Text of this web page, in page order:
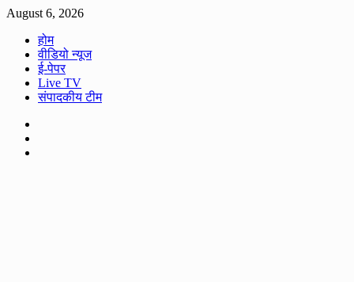
Skip
content
August 6, 2026
होम
वीडियो न्यूज
ई-पेपर
Live TV
संपादकीय टीम